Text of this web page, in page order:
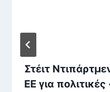
Στέιτ
ΕΕ για